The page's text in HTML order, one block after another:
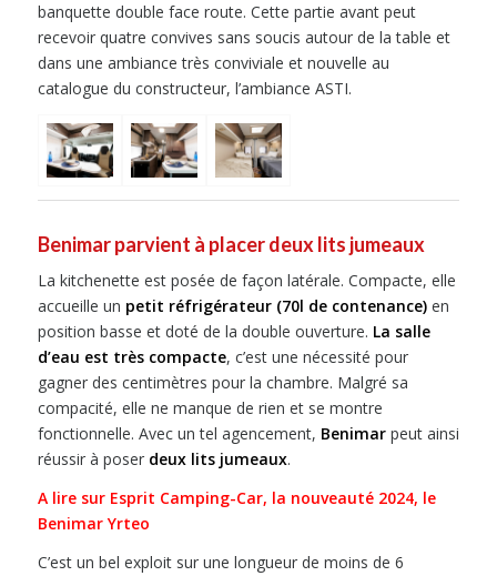
banquette double face route. Cette partie avant peut
recevoir quatre convives sans soucis autour de la table et
dans une ambiance très conviviale et nouvelle au
catalogue du constructeur, l’ambiance ASTI.
Benimar parvient à placer deux lits jumeaux
La kitchenette est posée de façon latérale. Compacte, elle
accueille un petit réfrigérateur (70l de contenance)en
position basse et doté de la double ouverture. La salle
d’eau est très compacte, c’est une nécessité pour
gagner des centimètres pour la chambre. Malgré sa
compacité, elle ne manque de rien et se montre
fonctionnelle. Avec un tel agencement, Benimarpeut ainsi
réussir à poserdeux lits jumeaux.
A lire sur Esprit Camping-Car, la nouveauté 2024, le
Benimar Yrteo
C’est un bel exploit sur une longueur de moins de 6